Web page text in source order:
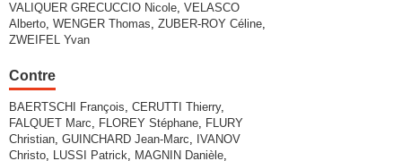
VALIQUER GRECUCCIO Nicole, VELASCO
Alberto, WENGER Thomas, ZUBER-ROY Céline,
ZWEIFEL Yvan
Contre
BAERTSCHI François, CERUTTI Thierry,
FALQUET Marc, FLOREY Stéphane, FLURY
Christian, GUINCHARD Jean-Marc, IVANOV
Christo, LUSSI Patrick, MAGNIN Danièle,